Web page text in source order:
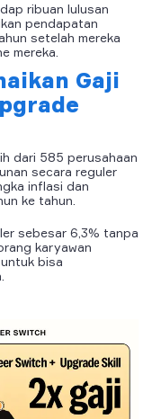
ribuan lulusan
pendapatan
setelah mereka
mereka.
Gaji
dari 585 perusahaan
secara reguler
inflasi dan
ke tahun.
sebesar 6,3% tanpa
karyawan
bisa